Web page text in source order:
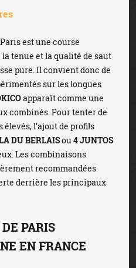
est une course
tenue et la qualité de saut
pure. Il convient donc de
sur les longues
apparaît comme une
combinés. Pour tenter de
l’ajout de profils
DU BERLAISou 4 JUNTOS
Les combinaisons
recommandées
derrière les principaux
PARIS
EN FRANCE